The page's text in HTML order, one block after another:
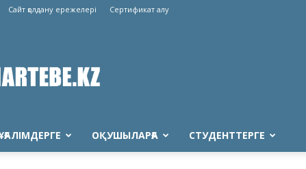
Сайт қолдану ережелері Сертификат алу
ОҚУШЫЛАРҒА СТУДЕНТТЕРГЕ